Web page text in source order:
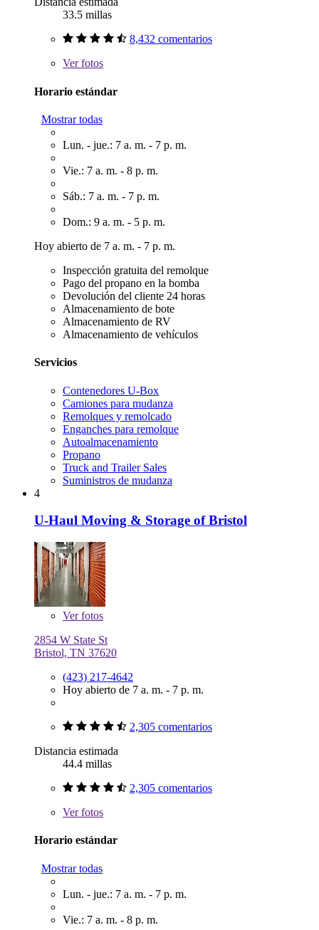
33.5 millas
8,432 comentarios
Verfotos
Horario estándar
Mostrar todas
Lun. - jue.: 7 a. m. - 7 p. m.
Vie.: 7 a. m. - 8 p. m.
Sáb.: 7 a. m. - 7 p. m.
Dom.: 9 a. m. - 5 p. m.
Hoy abierto de 7 a. m. - 7 p. m.
Inspección gratuita del remolque
Pago del propano en la bomba
Devolución del cliente 24 horas
Almacenamiento de bote
Almacenamiento de RV
Almacenamiento de vehículos
Servicios
Contenedores U-Box
Camiones para mudanza
Remolques y remolcado
Enganches para remolque
Autoalmacenamiento
Propano
Truck and Trailer Sales
Suministros de mudanza
4
U-Haul Moving & Storage of Bristol
Verfotos
2854 W State St
Bristol, TN 37620
(423) 217-4642
Hoy abierto de 7 a. m. - 7 p. m.
2,305 comentarios
Distancia estimada
44.4 millas
2,305 comentarios
Verfotos
Horario estándar
Mostrar todas
Lun. - jue.: 7 a. m. - 7 p. m.
Vie.: 7 a. m. - 8 p. m.